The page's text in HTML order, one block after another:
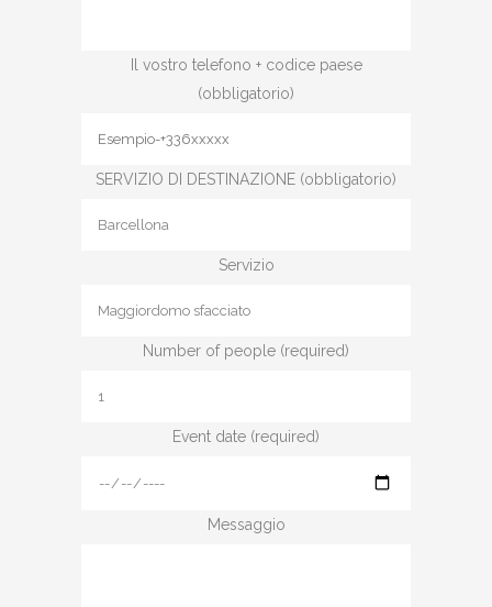
Il vostro telefono + codice paese
(obbligatorio)
SERVIZIO DI DESTINAZIONE (obbligatorio)
Servizio
Number of people (required)
Event date (required)
Messaggio